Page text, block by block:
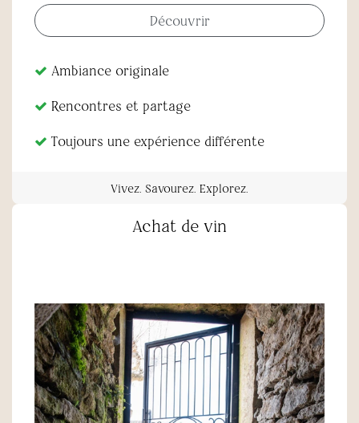
Découvrir
Ambiance originale
Rencontres et partage
Toujours une expérience différente
Vivez. Savourez. Explorez.
Achat de vin